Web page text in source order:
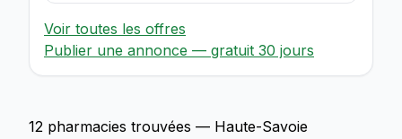
Voir toutes les offres
Publier une annonce — gratuit 30 jours
12 pharmacies trouvées — Haute-Savoie